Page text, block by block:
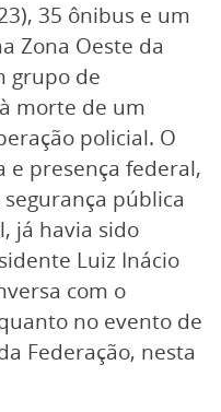
35 ônibus e um
Zona Oeste da
grupo de
morte de um
policial. O
presença federal,
pública
já havia sido
Luiz Inácio
com o
no evento de
Federação, nesta